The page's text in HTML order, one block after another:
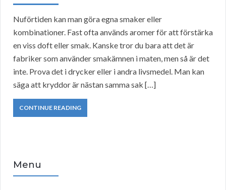
Nuförtiden kan man göra egna smaker eller
kombinationer. Fast ofta används aromer för att förstärka
en viss doft eller smak. Kanske tror du bara att det är
fabriker som använder smakämnen i maten, men så är det
inte. Prova det i drycker eller i andra livsmedel. Man kan
säga att kryddor är nästan samma sak […]
CONTINUE READING
Menu